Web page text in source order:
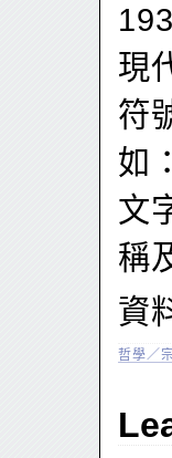
現
符
如
文
稱
資
哲學／